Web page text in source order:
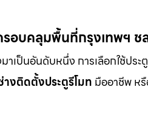
อบคลุมพื้นที่กรุงเทพฯ ช
ป็นอันดับหนึ่ง การเลือกใช้ประ
างติดตั้งประตูรีโมท มืออาชีพ ห